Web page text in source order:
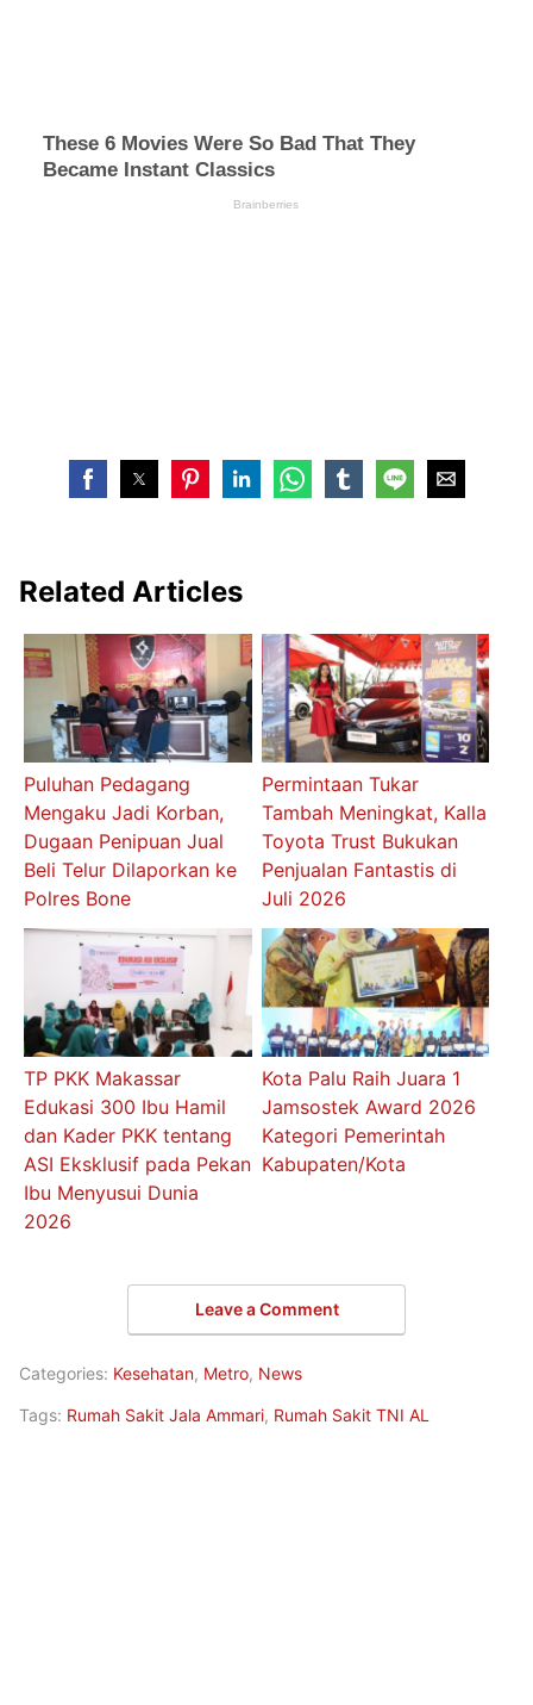
Related Articles
Puluhan Pedagang
Mengaku Jadi Korban,
Dugaan Penipuan Jual
Beli Telur Dilaporkan ke
Polres Bone
Permintaan Tukar
Tambah Meningkat, Kalla
Toyota Trust Bukukan
Penjualan Fantastis di
Juli 2026
TP PKK Makassar
Edukasi 300 Ibu Hamil
dan Kader PKK tentang
ASI Eksklusif pada Pekan
Ibu Menyusui Dunia
2026
Kota Palu Raih Juara 1
Jamsostek Award 2026
Kategori Pemerintah
Kabupaten/Kota
Leave a Comment
Categories: Kesehatan, Metro, News
Tags: Rumah Sakit Jala Ammari, Rumah Sakit TNI AL